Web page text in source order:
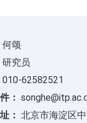
何颂
研究员
010-62582521
：
： 北京市海淀区